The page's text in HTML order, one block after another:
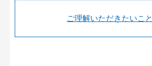
ご理解いただきたいこと